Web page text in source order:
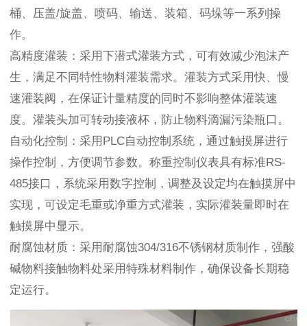
桶、压盖/旋盖、喷码、输送、装箱、码垛等一系列操
作。
高精度灌装：采用下潜式灌装方式，可有效减少泡沫产
生，满足不同特性物料灌装需求。灌装方式采用快、慢
速灌装阀，在保证计量精度的同时不影响整体灌装速
度。灌装头加可转动接液杯，防止物料滴漏污染瓶口。
自动化控制：采用PLC自动控制系统，通过触摸屏进行
操作控制，方便调节参数。称重控制仪表具有标准RS-
485接口，系统采用数字控制，调整及设定均在触摸屏中
实现，可设定毛重或净重方式灌装，实际灌装量即时在
触摸屏中显示。
耐腐蚀材质：采用耐腐蚀304/316不锈钢材质制作，强酸
碱物料接触物料处采用特殊材料制作，确保设备长期稳
定运行。